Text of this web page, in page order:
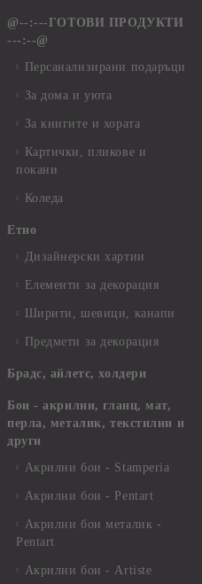
@--:---ГОТОВИ ПРОДУКТИ
---:--@
Персанализирани подаръци
За дома и уюта
За книгите и хората
Картички, пликове и
покани
Коледа
Етно
Дизайнерски хартии
Елементи за декорация
Ширити, шевици, канапи
Предмети за декорация
Брадс, айлетс, холдери
Бои - акрилни, гланц, мат,
перла, металик, текстилни и
други
Акрилни бои - Stamperia
Акрилни бои - Pentart
Акрилни бои металик -
Pentart
Акрилни бои - Artiste